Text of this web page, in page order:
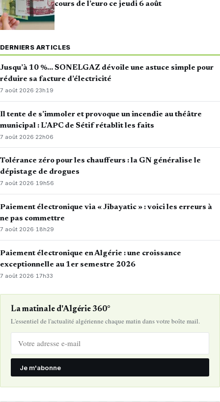
cours de l’euro ce jeudi 6 août
DERNIERS ARTICLES
Jusqu’à 10 %… SONELGAZ dévoile une astuce simple pour
réduire sa facture d’électricité
7 août 2026·23h19
Il tente de s’immoler et provoque un incendie au théâtre
municipal : L’APC de Sétif rétablit les faits
7 août 2026·22h06
Tolérance zéro pour les chauffeurs : la GN généralise le
dépistage de drogues
7 août 2026·19h56
Paiement électronique via « Jibayatic » : voici les erreurs à
ne pas commettre
7 août 2026·18h29
Paiement électronique en Algérie : une croissance
exceptionnelle au 1er semestre 2026
7 août 2026·17h33
La matinale d'Algérie 360°
L'essentiel de l'actualité algérienne chaque matin dans votre boîte mail.
Je m'abonne